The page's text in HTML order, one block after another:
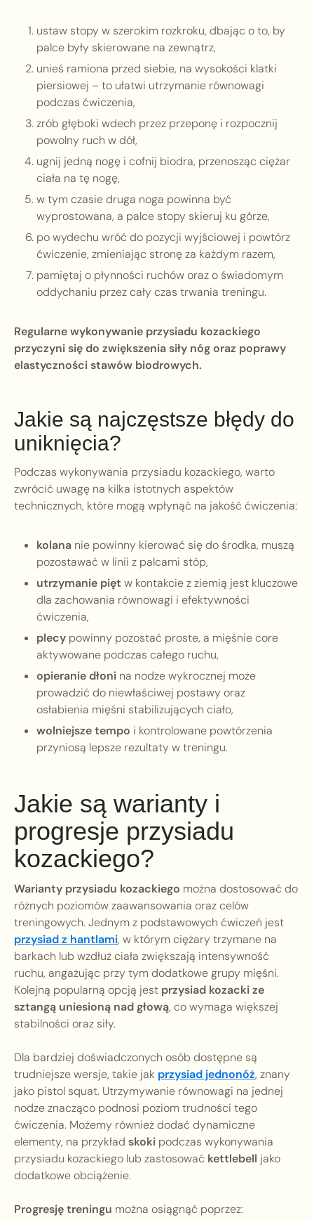
ustaw stopy w szerokim rozkroku, dbając o to, by
palce były skierowane na zewnątrz,
unieś ramiona przed siebie, na wysokości klatki
piersiowej – to ułatwi utrzymanie równowagi
podczas ćwiczenia,
zrób głęboki wdech przez przeponę i rozpocznij
powolny ruch w dół,
ugnij jedną nogę i cofnij biodra, przenosząc ciężar
ciała na tę nogę,
w tym czasie druga noga powinna być
wyprostowana, a palce stopy skieruj ku górze,
po wydechu wróć do pozycji wyjściowej i powtórz
ćwiczenie, zmieniając stronę za każdym razem,
pamiętaj o płynności ruchów oraz o świadomym
oddychaniu przez cały czas trwania treningu.
Regularne wykonywanie przysiadu kozackiego
przyczyni się do zwiększenia siły nóg oraz poprawy
elastyczności stawów biodrowych.
Jakie są najczęstsze błędy do
uniknięcia?
Podczas wykonywania przysiadu kozackiego, warto
zwrócić uwagę na kilka istotnych aspektów
technicznych, które mogą wpłynąć na jakość ćwiczenia:
kolana nie powinny kierować się do środka, muszą
pozostawać w linii z palcami stóp,
utrzymanie pięt w kontakcie z ziemią jest kluczowe
dla zachowania równowagi i efektywności
ćwiczenia,
plecy powinny pozostać proste, a mięśnie core
aktywowane podczas całego ruchu,
opieranie dłoni na nodze wykrocznej może
prowadzić do niewłaściwej postawy oraz
osłabienia mięśni stabilizujących ciało,
wolniejsze tempo i kontrolowane powtórzenia
przyniosą lepsze rezultaty w treningu.
Jakie są warianty i
progresje przysiadu
kozackiego?
Warianty przysiadu kozackiego można dostosować do
różnych poziomów zaawansowania oraz celów
treningowych. Jednym z podstawowych ćwiczeń jest
przysiad z hantlami, w którym ciężary trzymane na
barkach lub wzdłuż ciała zwiększają intensywność
ruchu, angażując przy tym dodatkowe grupy mięśni.
Kolejną popularną opcją jest przysiad kozacki ze
sztangą uniesioną nad głową, co wymaga większej
stabilności oraz siły.
Dla bardziej doświadczonych osób dostępne są
trudniejsze wersje, takie jak przysiad jednonóż, znany
jako pistol squat. Utrzymywanie równowagi na jednej
nodze znacząco podnosi poziom trudności tego
ćwiczenia. Możemy również dodać dynamiczne
elementy, na przykład skoki podczas wykonywania
przysiadu kozackiego lub zastosować kettlebell jako
dodatkowe obciążenie.
Progresję treningu można osiągnąć poprzez: